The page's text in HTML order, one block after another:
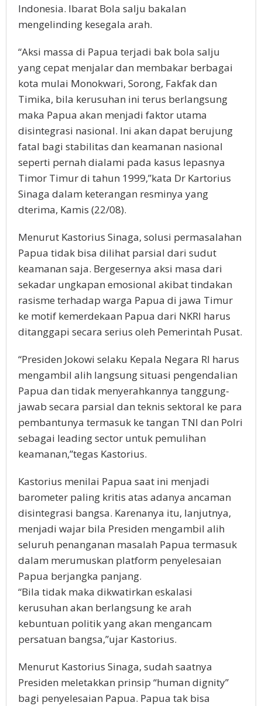
Indonesia. Ibarat Bola salju bakalan
mengelinding kesegala arah.
“Aksi massa di Papua terjadi bak bola salju
yang cepat menjalar dan membakar berbagai
kota mulai Monokwari, Sorong, Fakfak dan
Timika, bila kerusuhan ini terus berlangsung
maka Papua akan menjadi faktor utama
disintegrasi nasional. Ini akan dapat berujung
fatal bagi stabilitas dan keamanan nasional
seperti pernah dialami pada kasus lepasnya
Timor Timur di tahun 1999,”kata Dr Kartorius
Sinaga dalam keterangan resminya yang
dterima, Kamis (22/08).
Menurut Kastorius Sinaga, solusi permasalahan
Papua tidak bisa dilihat parsial dari sudut
keamanan saja. Bergesernya aksi masa dari
sekadar ungkapan emosional akibat tindakan
rasisme terhadap warga Papua di jawa Timur
ke motif kemerdekaan Papua dari NKRI harus
ditanggapi secara serius oleh Pemerintah Pusat.
“Presiden Jokowi selaku Kepala Negara RI harus
mengambil alih langsung situasi pengendalian
Papua dan tidak menyerahkannya tanggung-
jawab secara parsial dan teknis sektoral ke para
pembantunya termasuk ke tangan TNI dan Polri
sebagai leading sector untuk pemulihan
keamanan,”tegas Kastorius.
Kastorius menilai Papua saat ini menjadi
barometer paling kritis atas adanya ancaman
disintegrasi bangsa. Karenanya itu, lanjutnya,
menjadi wajar bila Presiden mengambil alih
seluruh penanganan masalah Papua termasuk
dalam merumuskan platform penyelesaian
Papua berjangka panjang.
“Bila tidak maka dikwatirkan eskalasi
kerusuhan akan berlangsung ke arah
kebuntuan politik yang akan mengancam
persatuan bangsa,”ujar Kastorius.
Menurut Kastorius Sinaga, sudah saatnya
Presiden meletakkan prinsip “human dignity”
bagi penyelesaian Papua. Papua tak bisa